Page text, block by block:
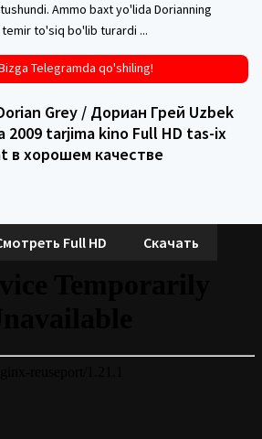
Ammo baxt yo'lida Dorianning
to'siq bo'lib turardi ...
Telegramda qo'shiling!
Grey / Дориан Грей Uzbek
tarjima kino Full HD tas-ix
в хорошем качестве
Full HD Скачать